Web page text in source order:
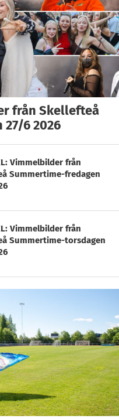
från Skellefteå
6 2026
Vimmelbilder från
Summertime-fredagen
Vimmelbilder från
Summertime-torsdagen